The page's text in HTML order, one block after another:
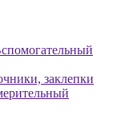
заклепки